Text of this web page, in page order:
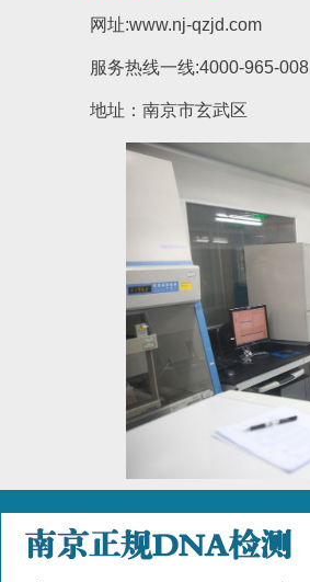
网址:www.nj-qzjd.com
服务热线一线:4000-965-008
地址：南京市玄武区